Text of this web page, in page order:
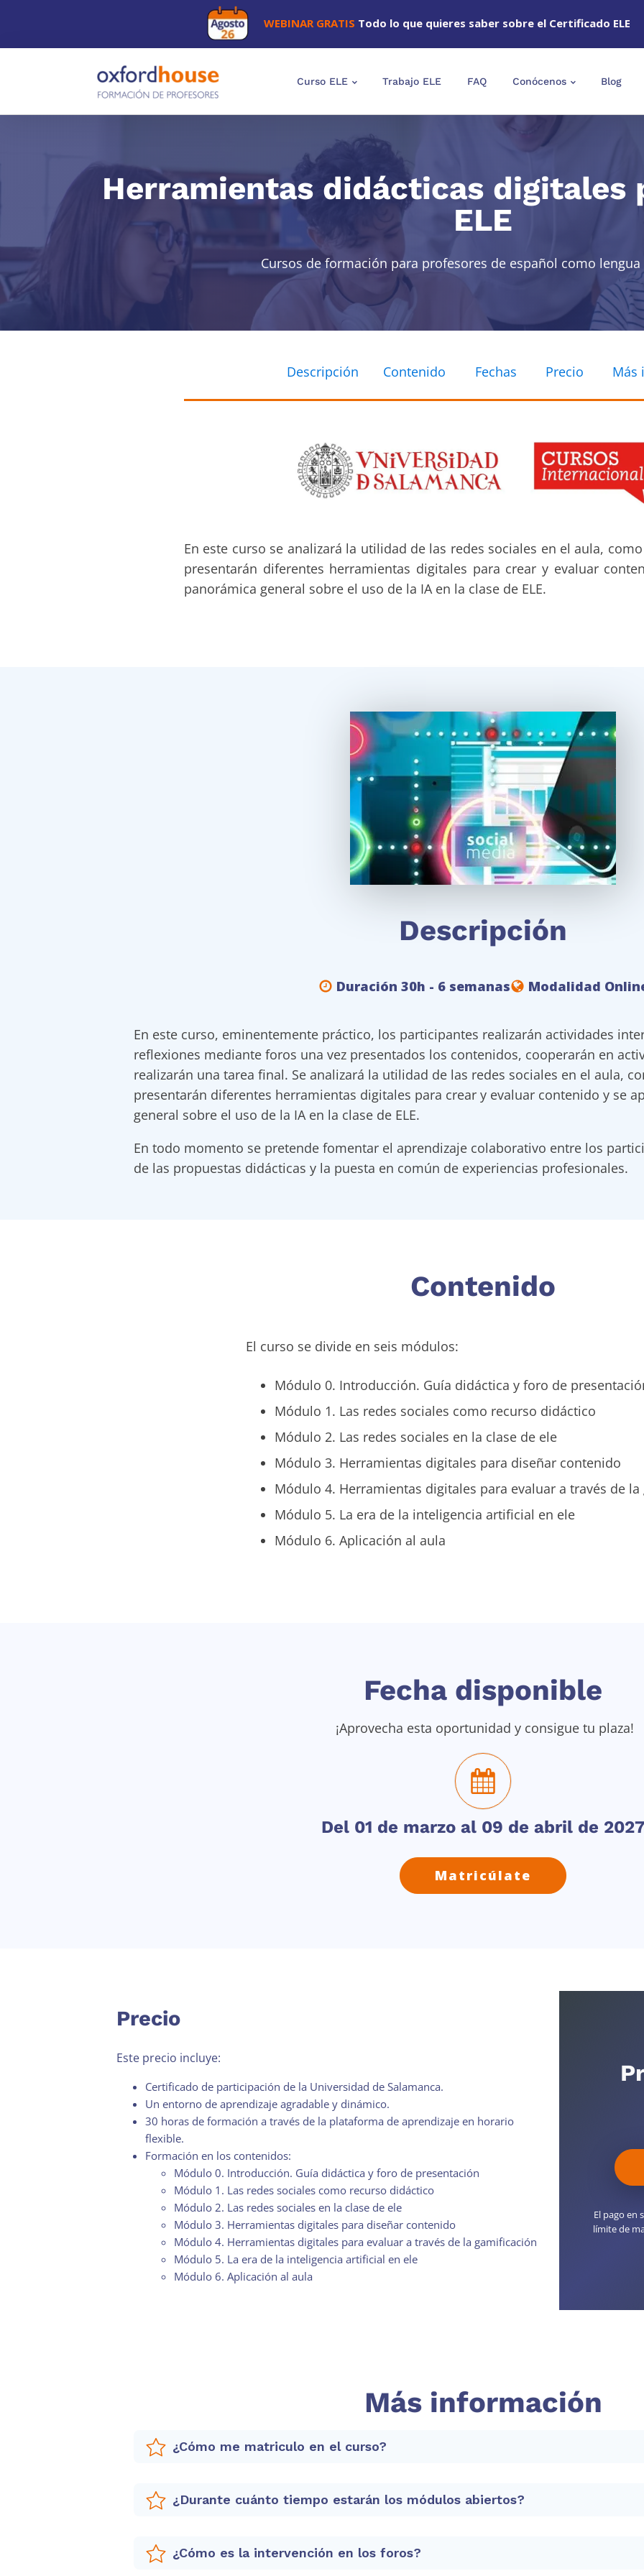
WEBINAR GRATIS Todo lo que quieres saber sobre el Certificado ELE
Curso ELE Trabajo ELE FAQ Conócenos Blog
Herramientas didácticas digitales
ELE
Cursos de formación para profesores de español como
Descripción Contenido Fechas Precio Más
En este curso se analizará la utilidad de las redes sociales en el aula,
presentarán diferentes herramientas digitales para crear y evaluar
panorámica general sobre el uso de la IA en la clase de ELE.
Descripción
Duración 30h - 6 semanas Modalidad
En este curso, eminentemente práctico, los participantes realizarán actividades
reflexiones mediante foros una vez presentados los contenidos, cooperarán en
realizarán una tarea final. Se analizará la utilidad de las redes sociales en el aula,
presentarán diferentes herramientas digitales para crear y evaluar contenido y se
general sobre el uso de la IA en la clase de ELE.
En todo momento se pretende fomentar el aprendizaje colaborativo entre los
de las propuestas didácticas y la puesta en común de experiencias profesionales.
Contenido
El curso se divide en seis módulos:
Módulo 0. Introducción. Guía didáctica y foro de
Módulo 1. Las redes sociales como recurso didáctico
Módulo 2. Las redes sociales en la clase de ele
Módulo 3. Herramientas digitales para diseñar contenido
Módulo 4. Herramientas digitales para evaluar a través de
Módulo 5. La era de la inteligencia artificial en ele
Módulo 6. Aplicación al aula
Fecha disponible
¡Aprovecha esta oportunidad y consigue tu plaza!
Del 01 de marzo al 09 de abril de
Matricúlate
Precio
Este precio incluye:
Certificado de participación de la Universidad de Salamanca.
Un entorno de aprendizaje agradable y dinámico.
30 horas de formación a través de la plataforma de aprendizaje en horario
flexible.
Formación en los contenidos:
Módulo 0. Introducción. Guía didáctica y foro de presentación
Módulo 1. Las redes sociales como recurso didáctico
Módulo 2. Las redes sociales en la clase de ele
Módulo 3. Herramientas digitales para diseñar contenido
Módulo 4. Herramientas digitales para evaluar a través de la gamificación
Módulo 5. La era de la inteligencia artificial en ele
Módulo 6. Aplicación al aula
El pago en
límite de
Más información
¿Cómo me matriculo en el curso?
Hacer clic en el botón
"Matricúlate"
Realizar el pago en la página de pago que te aparecerá cuando le des a
¿Durante cuánto tiempo estarán los módulos abiertos?
¿Cómo es la intervención en los foros?